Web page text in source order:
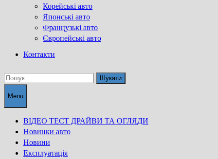
Корейські авто
Японські авто
Французькі авто
Європейські авто
Контакти
Пошук:
Menu
ВІДЕО ТЕСТ ДРАЙВИ ТА ОГЛЯДИ
Новинки авто
Новини
Експлуатація